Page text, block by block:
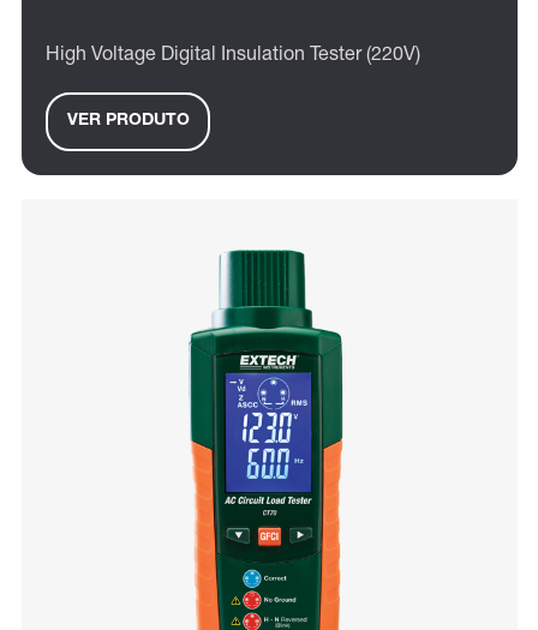
High Voltage Digital Insulation Tester (220V)
VER PRODUTO